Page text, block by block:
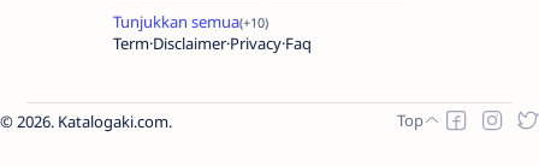
Term Disclaimer Privacy Faq
2026. Katalogaki.com.